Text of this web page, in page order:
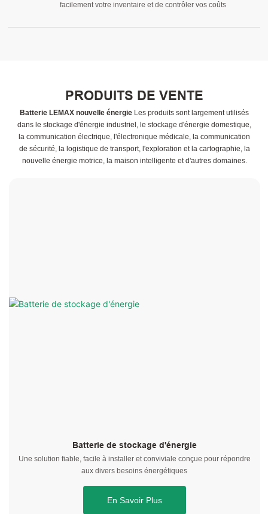
facilement votre inventaire et de contrôler vos coûts
PRODUITS DE VENTE
Batterie LEMAX nouvelle énergie Les produits sont largement utilisés
dans le stockage d'énergie industriel, le stockage d'énergie domestique,
la communication électrique, l'électronique médicale, la communication
de sécurité, la logistique de transport, l'exploration et la cartographie, la
nouvelle énergie motrice, la maison intelligente et d'autres domaines.
Batterie de stockage d'énergie
Une solution fiable, facile à installer et conviviale conçue pour répondre
aux divers besoins énergétiques
En Savoir Plus